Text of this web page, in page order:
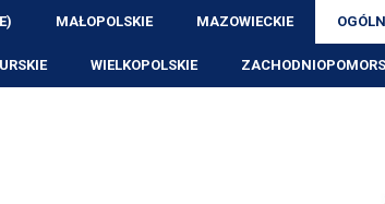
MAŁOPOLSKIE MAZOWIECKIE
WIELKOPOLSKIE